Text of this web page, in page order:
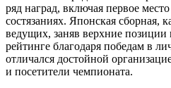
ряд наград, включая первое
состязаниях. Японская сборная,
ведущих, заняв верхние
рейтинге благодаря победам в
отличался достойной
и посетители чемпионата.